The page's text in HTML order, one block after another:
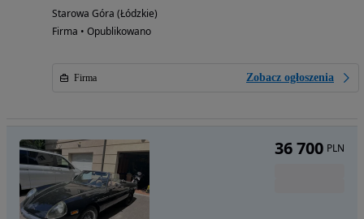
Starowa Góra (Łódzkie)
Firma • Opublikowano
Firma Zobacz ogłoszenia
36 700 PLN